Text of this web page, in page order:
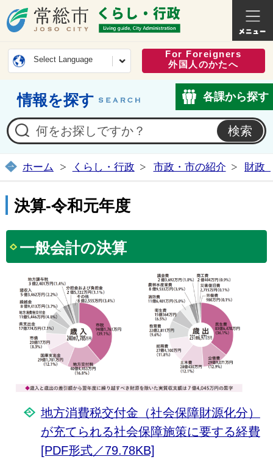
常総市公式ホームページ
くらし
Select Language
For Foreigners
外国人のかたへ
情報を探す 各課から探す
ホーム くらし・行政 市政・市の紹介 財政
決算-令和元年度
一般会計の決算
地方消費税交付金（社会保障財源化分）
が充てられる社会保障施策に要する経費
[PDF形式／79.78KB]